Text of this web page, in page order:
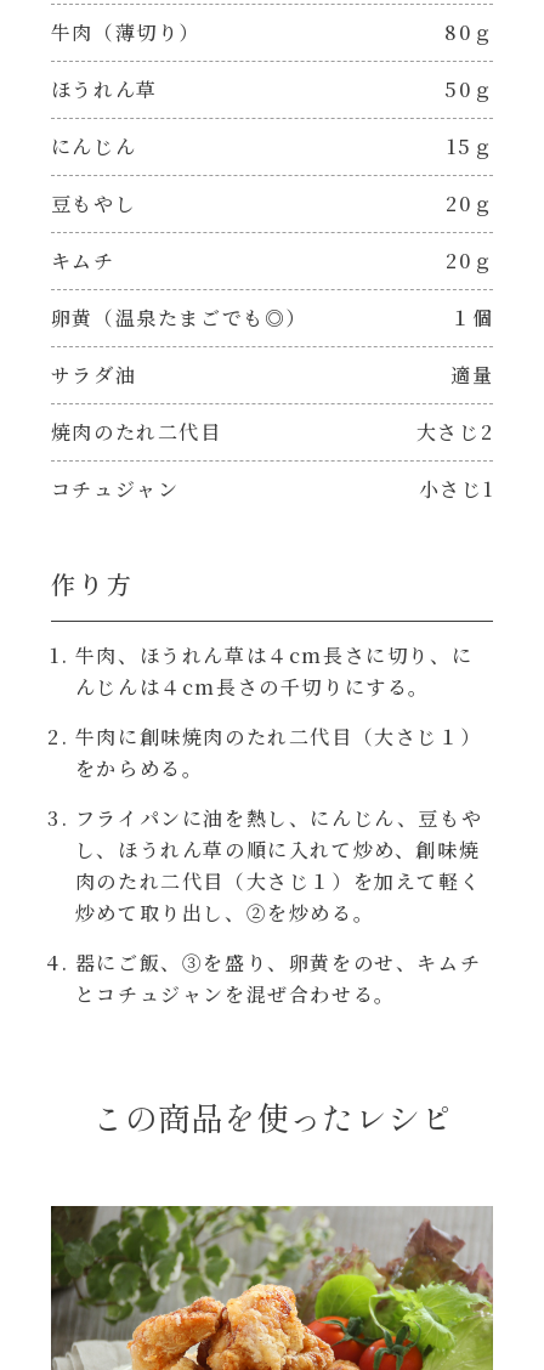
シャンタン粉末（シャンタンチーズニングを
含む）
だしまろ麺
シャンタン鍋
おもてなし
ホットプレート
レンジ調理
お子さま
節分
ひなまつり
こどもの日
運動会
年末年始
その他
焼肉のたれ 初代
焼肉のたれ 二代目
やみつききゃべつの塩たれ
聖護院かぶらのもみじおろしぽん酢
ハコネーゼ 完熟トマト
ハコネーゼ 海老クリーム
ハコネーゼ イカスミ
ハコネーゼ ボンゴレ
ハコネーゼ アラビアータ
ハコネーゼ クリーミーボロネーゼ
牛肉（薄切り） 80ｇ
ほうれん草 50ｇ
にんじん 15ｇ
豆もやし 20ｇ
キムチ 20ｇ
卵黄（温泉たまごでも◎） １個
サラダ油 適量
焼肉のたれ二代目 大さじ2
コチュジャン 小さじ1
作り方
牛肉、ほうれん草は４cm長さに切り、に
んじんは４cm長さの千切りにする。
牛肉に創味焼肉のたれ二代目（大さじ１）
をからめる。
フライパンに油を熱し、にんじん、豆もや
し、ほうれん草の順に入れて炒め、創味焼
肉のたれ二代目（大さじ１）を加えて軽く
炒めて取り出し、②を炒める。
器にご飯、③を盛り、卵黄をのせ、キムチ
とコチュジャンを混ぜ合わせる。
この商品を使ったレシピ